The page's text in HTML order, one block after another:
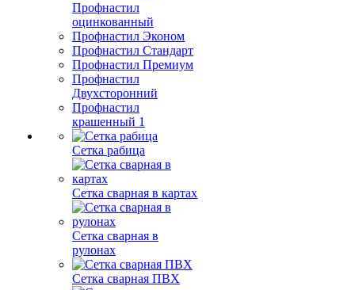
Профнастил
оцинкованный
Профнастил Эконом
Профнастил Стандарт
Профнастил Премиум
Профнастил
Двухсторонний
Профнастил
крашенный 1
Сетка рабица
Сетка сварная в картах
Сетка сварная в
рулонах
Сетка сварная ПВХ